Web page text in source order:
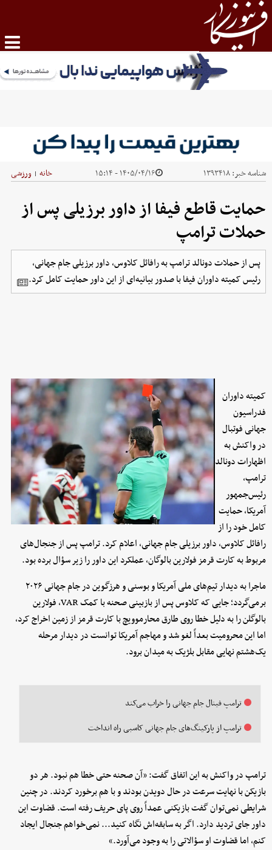
شناسه خبر:۱۳۹۳۴۱۸ ۱۴۰۵/۰۴/۱۶ - ۱۵:۱۴ خانه | ورزشی
حمایت قاطع فیفا از داور برزیلی پس از
حملات ترامپ
پس از حملات دونالد ترامپ به رافائل کلاوس، داور برزیلی جام جهانی،
رئیس کمیته داوران فیفا با صدور بیانیه‌ای از این داور حمایت کامل کرد.
کمیته داوران
فدراسیون
جهانی فوتبال
در واکنش به
اظهارات دونالد
ترامپ،
رئیس‌جمهور
آمریکا، حمایت
کامل خود را از
رافائل کلاوس، داور برزیلی جام جهانی، اعلام کرد. ترامپ پس از جنجال‌های
مربوط به کارت قرمز فولارین بالوگان، عملکرد این داور را زیر سؤال برده بود.
ماجرا به دیدار تیم‌های ملی آمریکا و بوسنی و هرزگوین در جام جهانی ۲۰۲۶
برمی‌گردد؛ جایی که کلاوس پس از بازبینی صحنه با کمک VAR، فولارین
بالوگلن را به دلیل خطا روی طارق محارموویچ با کارت قرمز از زمین اخراج کرد،
اما این محرومیت بعداً لغو شد و مهاجم آمریکا توانست در دیدار مرحله
یک‌هشتم نهایی مقابل بلژیک به میدان برود.
ترامپ فینال جام جهانی را خراب می‌کند
ترامپ از پارکینگ‌های جام جهانی کاسبی راه انداخت
ترامپ در واکنش به این اتفاق گفت: «آن صحنه حتی خطا هم نبود. هر دو
بازیکن با نهایت سرعت در حال دویدن بودند و با هم برخورد کردند. در چنین
شرایطی نمی‌توان گفت بازیکنی عمداً روی پای حریف رفته است. قضاوت این
داور جای تردید دارد. اگر به سابقه‌اش نگاه کنید... نمی‌خواهم جنجال ایجاد
کنم، اما قضاوت او سؤالاتی را به وجود می‌آورد.»